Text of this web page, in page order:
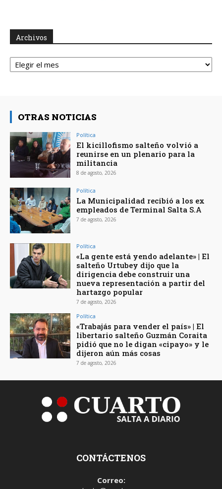
Archivos
Archivos
OTRAS NOTICIAS
Política
El kicillofismo salteño volvió a
reunirse en un plenario para la
militancia
8 de agosto, 2026
Política
La Municipalidad recibió a los ex
empleados de Terminal Salta S.A
7 de agosto, 2026
Política
«La gente está yendo adelante» | El
salteño Urtubey dijo que la
dirigencia debe construir una
nueva representación a partir del
hartazgo popular
7 de agosto, 2026
Política
«Trabajás para vender el país» | El
libertario salteño Guzmán Coraita
pidió que no le digan «cipayo» y le
dijeron aún más cosas
7 de agosto, 2026
CONTÁCTENOS
Correo: